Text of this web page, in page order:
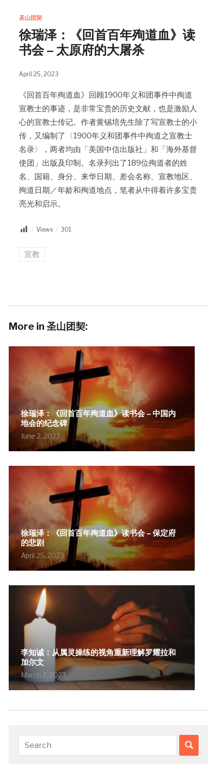
圣山团契
徐瑞泽：《回首百年殉道血》读
书会 – 太原府的大屠杀
April 25, 2023
《回首百年殉道血》回顾1900年义和团事件中殉道
宣教士的事迹，是非常宝贵的历史文献，也是激励人
心的宣教士传记。作者黄锡培先生除了写宣教士的小
传，又编制了〈1900年义和团事件中殉道之宣教士
名录〉，两者均由「美国中信出版社」和「海外基督
使团」出版及印制。名录列出了189位殉道者的姓
名、国籍、身分、来华日期、差会名称、宣教地区、
殉道日期／年龄和殉道地点，笔者从中得着许多宝贵
亮光和启示。
Views 301
宣教
More in 圣山团契:
徐瑞泽：《回首百年殉道血》读书会 – 中国内
地会的纪念碑
June 2, 2023
徐瑞泽：《回首百年殉道血》读书会 – 保定府
的悲剧
April 25, 2023
李知诚：从属灵操练的视角重新理解罗耀拉和
加尔文
March 2, 2023